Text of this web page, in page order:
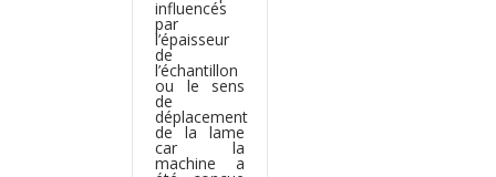
influencés
par
l’épaisseur
de
l’échantillon
ou le sens
de
déplacement
de la lame
car la
machine a